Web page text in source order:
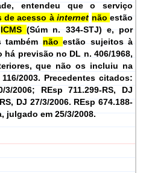
entendeu que o serviço
de acesso àinternet não estão
ICMS(Súm n. 334-STJ) e, por
também nãoestão sujeitos à
há previsão no DL n. 406/1968,
que não os incluiu na
2003. Precedentes citados:
3/2006; REsp 711.299-RS, DJ
DJ 27/3/2006.REsp 674.188-
julgado em 25/3/2008.